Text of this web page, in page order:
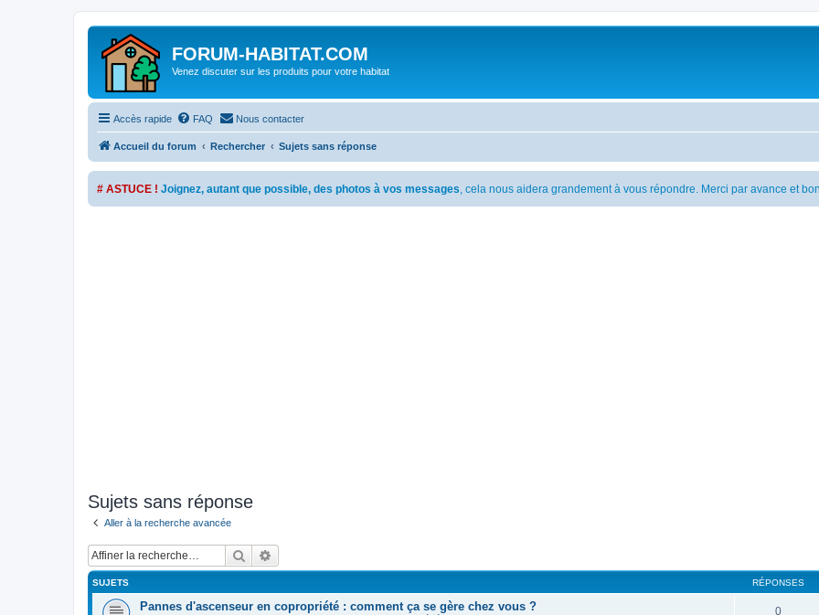
FORUM-HABITAT.COM
Venez discuter sur les produits pour votre habitat
Accès rapide FAQ Nous contacter
Accueil du forum Rechercher Sujets sans réponse
# ASTUCE ! Joignez, autant que possible, des photos à vos messages, cela nous aidera grandement à vous répondre. Merci par avance et
Sujets sans réponse
Aller à la recherche avancée
Rechercher
SUJETS RÉPONSES
Pannes d'ascenseur en copropriété : comment ça se gère chez vous ? 0